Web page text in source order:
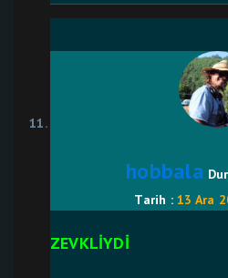
hobbala
Tarih :13 Ara
ZEVKLİYDİ